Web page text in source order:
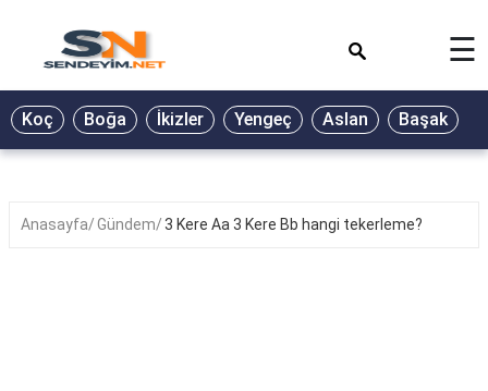
BİYOGRAFİ
GALERİ
☰
Koç Boğa İkizler Yengeç Aslan Başak
Anasayfa Gündem 3 Kere Aa 3 Kere Bb hangi tekerleme?